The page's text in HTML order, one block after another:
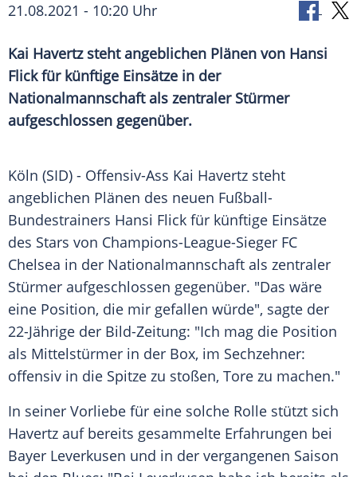
21.08.2021 - 10:20 Uhr
Kai Havertz steht angeblichen Plänen von Hansi
Flickfür künftige Einsätze in der
Nationalmannschaft als zentraler Stürmer
aufgeschlossen gegenüber.
Köln (SID) - Offensiv-Ass Kai Havertz steht
angeblichen Plänen des neuen Fußball-
Bundestrainers Hansi Flick für künftige Einsätze
des Stars von Champions-League-Sieger FC
Chelsea in der Nationalmannschaft als zentraler
Stürmer aufgeschlossen gegenüber. "Das wäre
eine Position, die mir gefallen würde", sagte der
22-Jährige der Bild-Zeitung: "Ich mag die Position
als Mittelstürmer in der Box, im Sechzehner:
offensiv in die Spitze zu stoßen, Tore zu machen."
In seiner Vorliebe für eine solche Rolle stützt sich
Havertz auf bereits gesammelte Erfahrungen bei
Bayer Leverkusen und in der vergangenen Saison